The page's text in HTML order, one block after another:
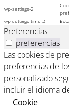
wp-settings-2
wp-settings-time-2
Preferencias
preferencias
Las cookies de
preferencias de
personalizado
incluir el idioma
Cookie